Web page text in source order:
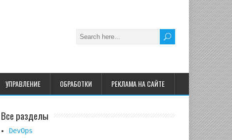
УПРАВЛЕНИЕ ОБРАБОТКИ РЕКЛАМА НА САЙТЕ
Все разделы
DevOps